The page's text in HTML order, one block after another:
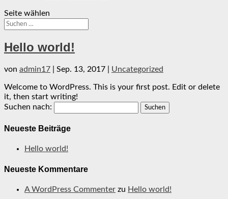
Seite wählen
Hello world!
von admin17 Sep. 13, 2017 Uncategorized
Welcome to WordPress. This is your first post. Edit or delete
it, then start writing!
Suchen nach:
Neueste Beiträge
Hello world!
Neueste Kommentare
A WordPress Commenter zu Hello world!